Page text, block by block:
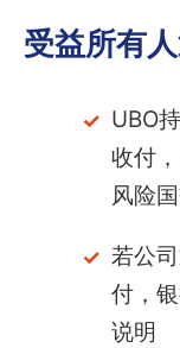
受益所有
UBO
收付
风险
若公
付，
说明